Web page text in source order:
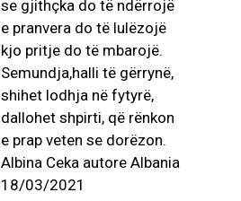
se gjithçka do të ndërrojë
e pranvera do të lulëzojë
kjo pritje do të mbarojë.
Semundja,halli të gërrynë,
shihet lodhja në fytyrë,
dallohet shpirti, që rënkon
e prap veten se dorëzon.
Albina Ceka autore Albania
18/03/2021